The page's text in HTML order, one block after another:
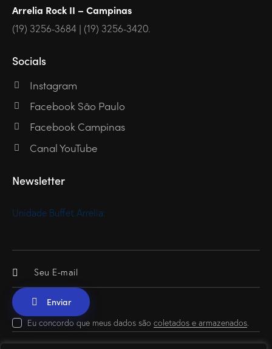
Arrelia Rock II – Campinas
(19) 3256-3684 | (19) 3256-3420.
Socials
Instagram
Facebook São Paulo
Facebook Campinas
Canal YouTube
Newsletter
Unidade Buffet Arrelia:
Eu concordo que meus dados sãocoletados e armazenados.